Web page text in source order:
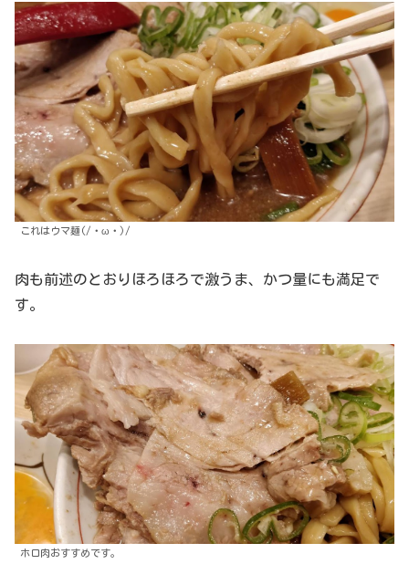
これはウマ麺(/・ω・)/
肉も前述のとおりほろほろで激うま、かつ量にも満足で
す。
ホロ肉おすすめです。